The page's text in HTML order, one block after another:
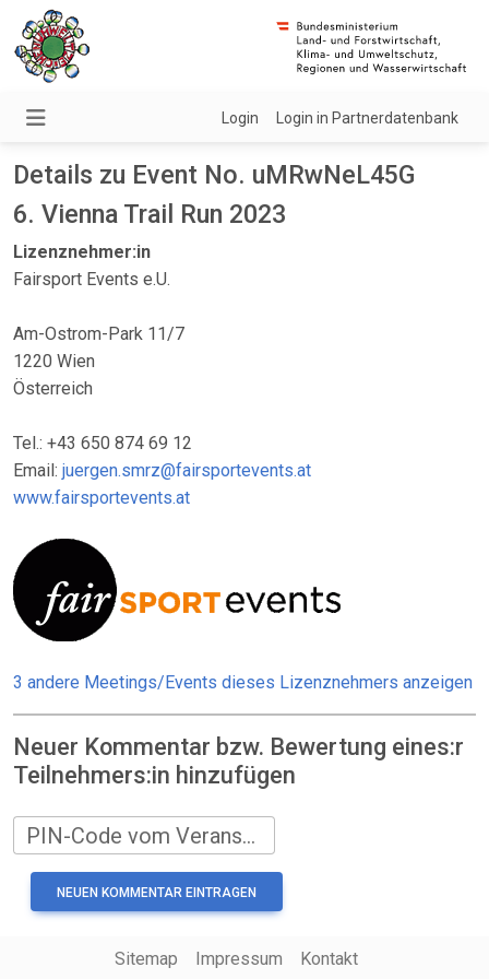
Login Login in Partnerdatenbank
Details zu Event No. uMRwNeL45G
6. Vienna Trail Run 2023
Lizenznehmer:in
Fairsport Events e.U.
Am-Ostrom-Park 11/7
1220 Wien
Österreich
Tel.: +43 650 874 69 12
Email: juergen.smrz@fairsportevents.at
www.fairsportevents.at
3 andere Meetings/Events dieses Lizenznehmers anzeigen
Neuer Kommentar bzw. Bewertung eines:r
Teilnehmers:in hinzufügen
PIN-Code vom Veranstalter
Sitemap Impressum Kontakt